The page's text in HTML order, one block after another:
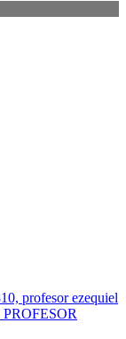
profesor ezequiel